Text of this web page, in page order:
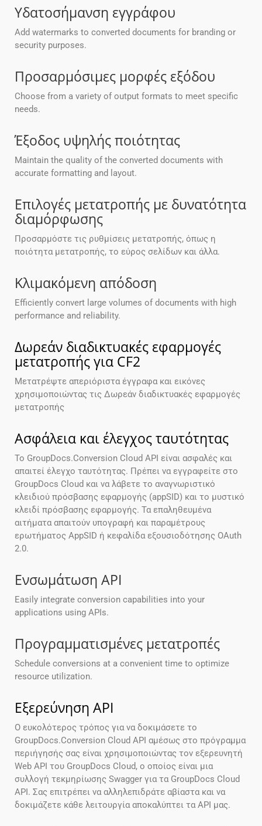
Υδατοσήμανση εγγράφου
Add watermarks to converted documents for branding or
security purposes.
Προσαρμόσιμες μορφές εξόδου
Choose from a variety of output formats to meet specific
needs.
Έξοδος υψηλής ποιότητας
Maintain the quality of the converted documents with
accurate formatting and layout.
Επιλογές μετατροπής με δυνατότητα
διαμόρφωσης
Προσαρμόστε τις ρυθμίσεις μετατροπής, όπως η
ποιότητα μετατροπής, το εύρος σελίδων και άλλα.
Κλιμακόμενη απόδοση
Efficiently convert large volumes of documents with high
performance and reliability.
Δωρεάν διαδικτυακές εφαρμογές
μετατροπής για CF2
Μετατρέψτε απεριόριστα έγγραφα και εικόνες
χρησιμοποιώντας τις Δωρεάν διαδικτυακές εφαρμογές
μετατροπής
Ασφάλεια και έλεγχος ταυτότητας
Το GroupDocs.Conversion Cloud API είναι ασφαλές και
απαιτεί έλεγχο ταυτότητας. Πρέπει να εγγραφείτε στο
GroupDocs Cloud και να λάβετε το αναγνωριστικό
κλειδιού πρόσβασης εφαρμογής (appSID) και το μυστικό
κλειδί πρόσβασης εφαρμογής. Τα επαληθευμένα
αιτήματα απαιτούν υπογραφή και παραμέτρους
ερωτήματος AppSID ή κεφαλίδα εξουσιοδότησης OAuth
2.0.
Ενσωμάτωση API
Easily integrate conversion capabilities into your
applications using APIs.
Προγραμματισμένες μετατροπές
Schedule conversions at a convenient time to optimize
resource utilization.
Εξερεύνηση API
Ο ευκολότερος τρόπος για να δοκιμάσετε το
GroupDocs.Conversion Cloud API αμέσως στο πρόγραμμα
περιήγησής σας είναι χρησιμοποιώντας τον εξερευνητή
Web API του GroupDocs Cloud, ο οποίος είναι μια
συλλογή τεκμηρίωσης Swagger για τα GroupDocs Cloud
API. Σας επιτρέπει να αλληλεπιδράτε αβίαστα και να
δοκιμάζετε κάθε λειτουργία αποκαλύπτει τα API μας.